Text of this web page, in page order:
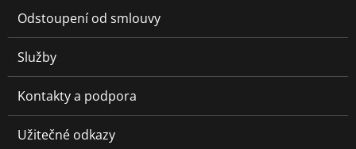
Odstoupení od smlouvy
Služby
Kontakty a podpora
Užitečné odkazy